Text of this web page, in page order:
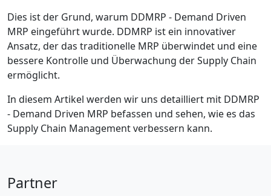
Dies ist der Grund, warum DDMRP - Demand Driven
MRP eingeführt wurde. DDMRP ist ein innovativer
Ansatz, der das traditionelle MRP überwindet und eine
bessere Kontrolle und Überwachung der Supply Chain
ermöglicht.
In diesem Artikel werden wir uns detailliert mit DDMRP
- Demand Driven MRP befassen und sehen, wie es das
Supply Chain Management verbessern kann.
Partner